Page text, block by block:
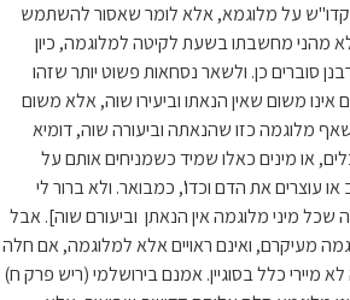
קדו"ש על מלוגמא, אלא לומר שאסור להשתמש
מהני מחשבתו בשעת לקיטה למלוגמה, כיון
סוברים כן. ולשאר נסחאות פשוט יותר שזהו
משום שאין הנאתו וביעירו שוה, אלא משום
מלוגמה כזו שהנאתה וביעורה שוה, דומיא
או מינים כאלו שמיד כשמניחים אותם על
עוצרים את הדם וכדו', כמבואר. ולא ברור לי
מיני מלוגמה אין הנאתן וביעורם שוה]. אבל
מעיקרם, ואינם ראויים אלא למלוגמה, אם חלה
מיירי כלל בסוגיין. אמנם בירושלמי (ריש פרק ח)